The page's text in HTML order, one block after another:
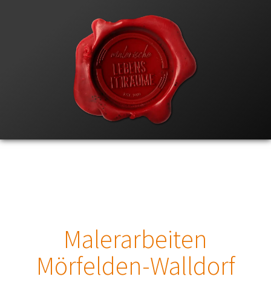
Malerarbeiten
Mörfelden-Walldorf